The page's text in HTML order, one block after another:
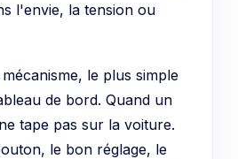
l'envie, la tension ou
le plus simple
de bord. Quand un
tape pas sur la voiture.
le bon réglage, le